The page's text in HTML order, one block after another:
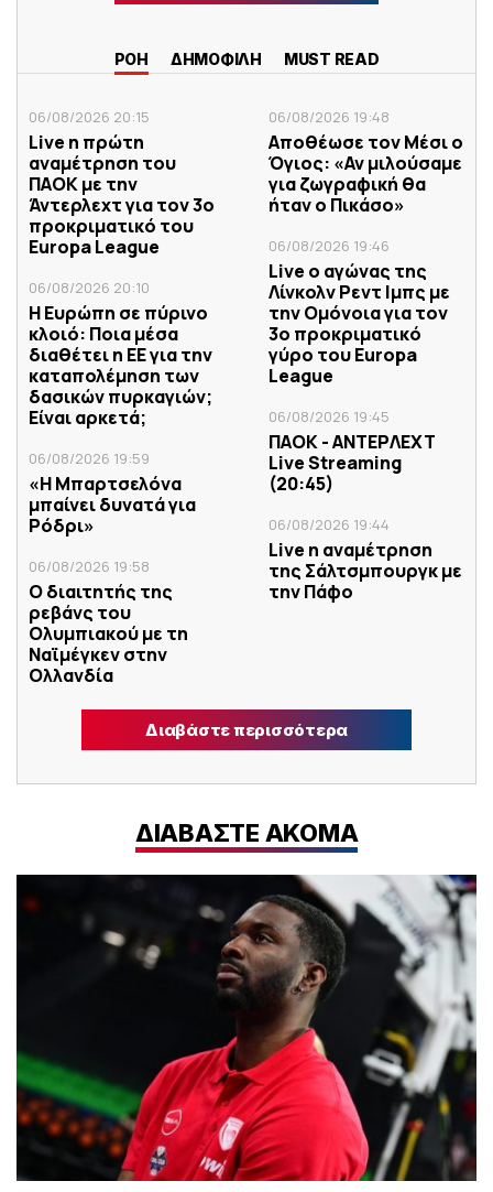
ΡΟΗ ΔΗΜΟΦΙΛΗ MUST READ
06/08/2026 20:15
Live η πρώτη
αναμέτρηση του
ΠΑΟΚ με την
Άντερλεχτ για τον 3ο
προκριματικό του
Europa League
06/08/2026 20:10
Η Ευρώπη σε πύρινο
κλοιό: Ποια μέσα
διαθέτει η ΕΕ για την
καταπολέμηση των
δασικών πυρκαγιών;
Είναι αρκετά;
06/08/2026 19:59
«Η Μπαρτσελόνα
μπαίνει δυνατά για
Ρόδρι»
06/08/2026 19:58
Ο διαιτητής της
ρεβάνς του
Ολυμπιακού με τη
Ναϊμέγκεν στην
Ολλανδία
06/08/2026 19:48
Αποθέωσε τον Μέσι ο
Όγιος: «Αν μιλούσαμε
για ζωγραφική θα
ήταν ο Πικάσο»
06/08/2026 19:46
Live ο αγώνας της
Λίνκολν Ρεντ Ιμπς με
την Ομόνοια για τον
3ο προκριματικό
γύρο του Europa
League
06/08/2026 19:45
ΠΑΟΚ - ΑΝΤΕΡΛΕΧΤ
Live Streaming
(20:45)
06/08/2026 19:44
Live η αναμέτρηση
της Σάλτσμπουργκ με
την Πάφο
Διαβάστε περισσότερα
ΔΙΑΒΑΣΤΕ ΑΚΟΜΑ